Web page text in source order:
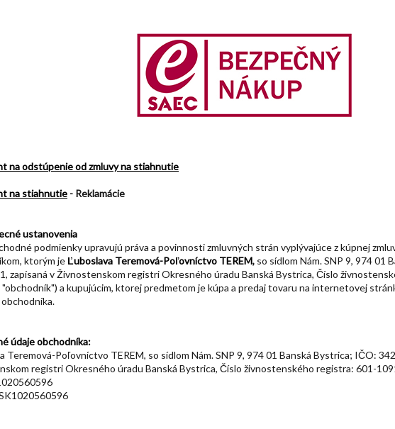
na odstúpenie od zmluvy na stiahnutie
na stiahnutie - Reklamácie
ustanovenia
podmienky upravujú práva a povinnosti zmluvných strán vyplývajúce z kúpnej
ktorým je Ľuboslava Teremová-Poľovníctvo TEREM, so sídlom Nám. SNP 9, 974 01
zapísaná v Živnostenskom registri Okresného úradu Banská Bystrica, Číslo
"obchodník") a kupujúcim, ktorej predmetom je kúpa a predaj tovaru na internetovej
údaje obchodníka:
Teremová-Poľovníctvo TEREM, so sídlom Nám. SNP 9, 974 01 Banská Bystrica; IČO:
registri Okresného úradu Banská Bystrica, Číslo živnostenského registra: 601-